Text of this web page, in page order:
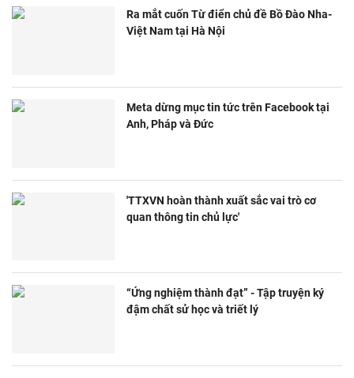
Ra mắt cuốn Từ điển chủ đề Bồ Đào Nha-
Việt Nam tại Hà Nội
Meta dừng mục tin tức trên Facebook tại
Anh, Pháp và Đức
​'TTXVN hoàn thành xuất sắc vai trò cơ
quan thông tin chủ lực'
“Ứng nghiệm thành đạt” - Tập truyện ký
đậm chất sử học và triết lý